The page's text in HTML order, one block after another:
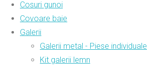
Cosuri gunoi
Covoare baie
Galerii
Galerii metal - Piese individuale
Kit galerii lemn